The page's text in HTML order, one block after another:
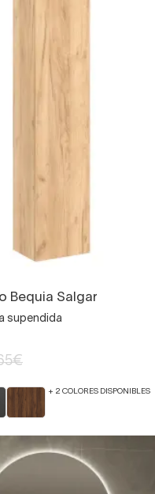
Bequia Salgar
supendida
+ 2 COLORES DISPONIBLES